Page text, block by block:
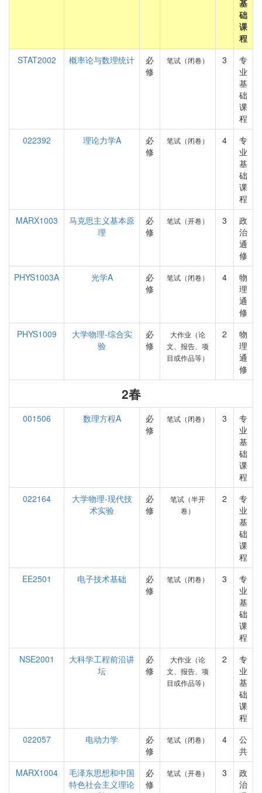
基
础
课
程
STAT2002
概率论与数理统计
必
修
笔试（闭卷） 3
专
业
基
础
课
程
022392
理论力学A
必
修
笔试（闭卷） 4
专
业
基
础
课
程
MARX1003
马克思主义基本原
理
必
修
笔试（开卷） 3
政
治
通
修
PHYS1003A
光学A
必
修
笔试（闭卷） 4
物
理
通
修
PHYS1009
大学物理-综合实
验
必
修
大作业（论
文、报告、项
目或作品等）
2
物
理
通
修
2春
001506 数理方程A
必
修
笔试（闭卷） 3
专
业
基
础
课
程
022164
大学物理-现代技
术实验
必
修
笔试（半开
卷）
2
专
业
基
础
课
程
EE2501
电子技术基础
必
修
笔试（闭卷） 3
专
业
基
础
课
程
NSE2001
大科学工程前沿讲
坛
必
修
大作业（论
文、报告、项
目或作品等）
2
专
业
基
础
课
程
022057
电动力学
必
修
笔试（闭卷） 4
公
共
MARX1004
毛泽东思想和中国
特色社会主义理论
必
修
笔试（开卷） 3
政
治